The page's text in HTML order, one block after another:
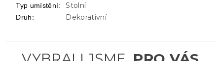
Typ umístění: Stolní
Druh: Dekorativní